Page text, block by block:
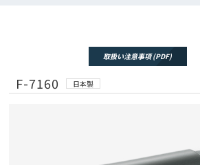
取扱い注意事項 (PDF)
F-7160 日本製